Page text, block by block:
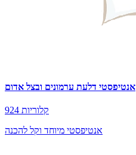
אנטיפסטי דלעת ערמונים ובצל אדום
924 קלוריות
אנטיפסטי מיוחד וקל להכנה